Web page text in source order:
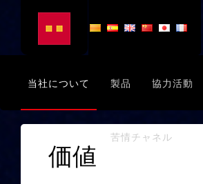
当社について 製品 協力活動
苦情チャネル
価値